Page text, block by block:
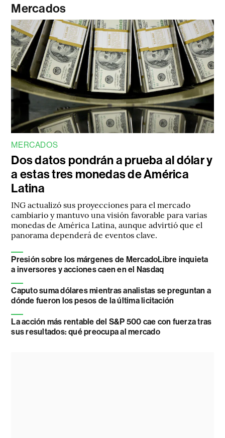
Mercados
MERCADOS
Dos datos pondrán a prueba al dólar y
a estas tres monedas de América
Latina
ING actualizó sus proyecciones para el mercado
cambiario y mantuvo una visión favorable para varias
monedas de América Latina, aunque advirtió que el
panorama dependerá de eventos clave.
Presión sobre los márgenes de MercadoLibre inquieta
a inversores y acciones caen en el Nasdaq
Caputo suma dólares mientras analistas se preguntan a
dónde fueron los pesos de la última licitación
La acción más rentable del S&P 500 cae con fuerza tras
sus resultados: qué preocupa al mercado